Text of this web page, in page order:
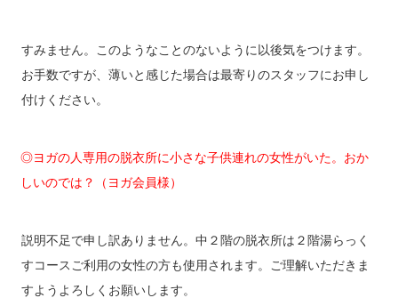
すみません。このようなことのないように以後気をつけます。
お手数ですが、薄いと感じた場合は最寄りのスタッフにお申し
付けください。
◎ヨガの人専用の脱衣所に小さな子供連れの女性がいた。おか
しいのでは？（ヨガ会員様）
説明不足で申し訳ありません。中２階の脱衣所は２階湯らっく
すコースご利用の女性の方も使用されます。ご理解いただきま
すようよろしくお願いします。